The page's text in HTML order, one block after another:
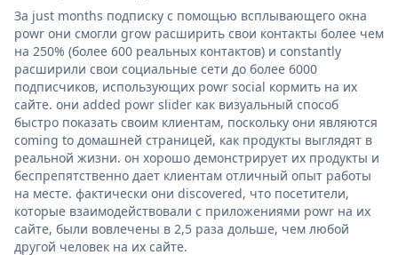
За just months подписку с помощью всплывающего окна
powr они смогли grow расширить свои контакты более чем
на 250% (более 600 реальных контактов) и constantly
расширили свои социальные сети до более 6000
подписчиков, использующих powr social кормить на их
сайте. они added powr slider как визуальный способ
быстро показать своим клиентам, поскольку они являются
coming to домашней страницей, как продукты выглядят в
реальной жизни. он хорошо демонстрирует их продукты и
беспрепятственно дает клиентам отличный опыт работы
на месте. фактически они discovered, что посетители,
которые взаимодействовали с приложениями powr на их
сайте, были вовлечены в 2,5 раза дольше, чем любой
другой человек на их сайте.